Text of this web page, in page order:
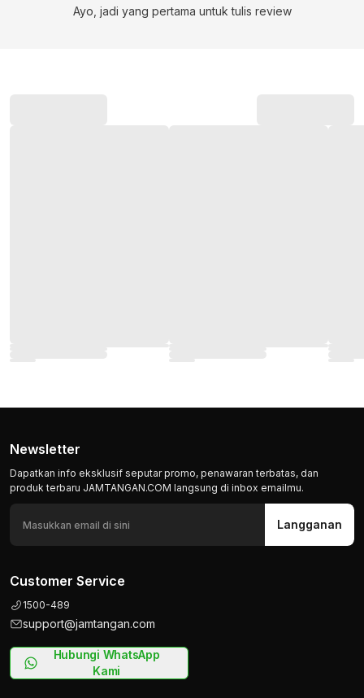
Newsletter
Dapatkan info eksklusif seputar promo, penawaran terbatas, dan
produk terbaru JAMTANGAN.COM langsung di inbox emailmu.
Langganan
Customer Service
1500-489
support@jamtangan.com
Hubungi WhatsApp
Kami
Ayo, jadi yang pertama untuk tulis review